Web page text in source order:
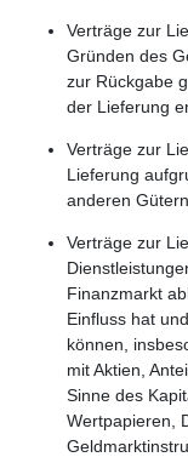
Verträge zur
Gründen des
zur Rückgabe
der Lieferung
Verträge zur
Lieferung
anderen
Verträge zur
Finanzmarkt
Einfluss hat
können,
mit Aktien,
Sinne des
Wertpapieren,